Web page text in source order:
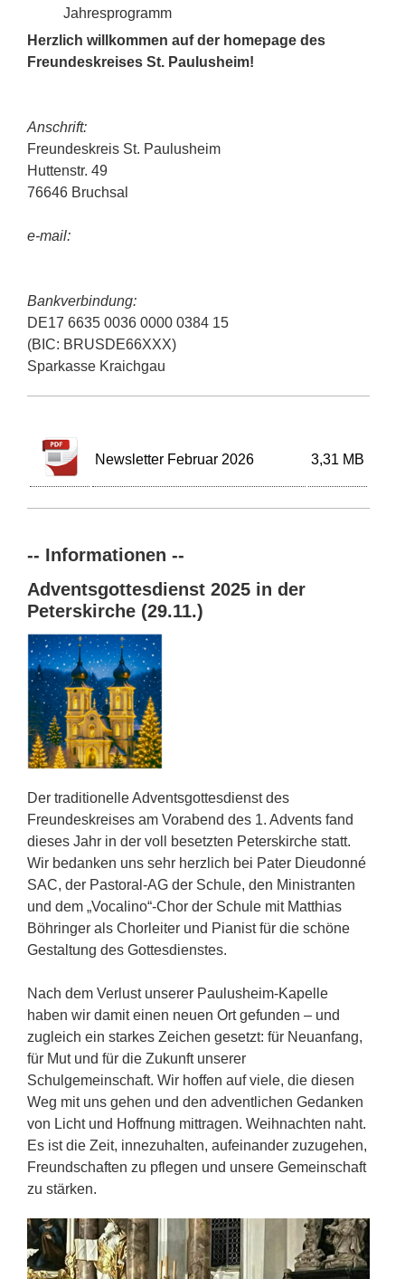
Jahresprogramm
Herzlich willkommen auf der homepage des
Freundeskreises St. Paulusheim!
Anschrift:
Freundeskreis St. Paulusheim
Huttenstr. 49
76646 Bruchsal
e-mail:
Bankverbindung:
DE17 6635 0036 0000 0384 15
(BIC: BRUSDE66XXX)
Sparkasse Kraichgau
Newsletter Februar 2026 3,31 MB
-- Informationen --
Adventsgottesdienst 2025 in der
Peterskirche (29.11.)
Der traditionelle Adventsgottesdienst des
Freundeskreises am Vorabend des 1. Advents fand
dieses Jahr in der voll besetzten Peterskirche statt.
Wir bedanken uns sehr herzlich bei Pater Dieudonné
SAC, der Pastoral-AG der Schule, den Ministranten
und dem „Vocalino“-Chor der Schule mit Matthias
Böhringer als Chorleiter und Pianist für die schöne
Gestaltung des Gottesdienstes.
Nach dem Verlust unserer Paulusheim-Kapelle
haben wir damit einen neuen Ort gefunden – und
zugleich ein starkes Zeichen gesetzt: für Neuanfang,
für Mut und für die Zukunft unserer
Schulgemeinschaft. Wir hoffen auf viele, die diesen
Weg mit uns gehen und den adventlichen Gedanken
von Licht und Hoffnung mittragen. Weihnachten naht.
Es ist die Zeit, innezuhalten, aufeinander zuzugehen,
Freundschaften zu pflegen und unsere Gemeinschaft
zu stärken.